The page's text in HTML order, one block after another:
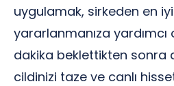
uygulamak, sirkeden en
yararlanmanıza yardımcı
dakika beklettikten sonra
cildinizi taze ve canlı